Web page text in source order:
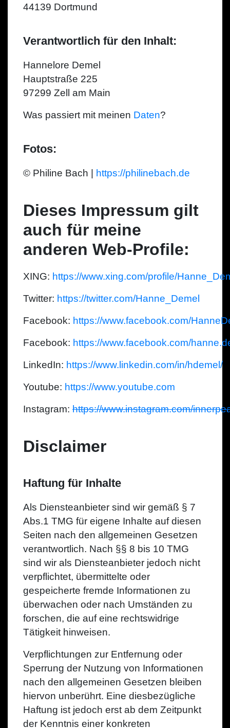
44139 Dortmund
Verantwortlich für den Inhalt:
Hannelore Demel
Hauptstraße 225
97299 Zell am Main
Was passiert mit meinen Daten?
Fotos:
© Philine Bach | https://philinebach.de
Dieses Impressum gilt
auch für meine
anderen Web-Profile:
XING: https://www.xing.com/profile/
Twitter: https://twitter.com/Hanne_Demel
Facebook: https://www.facebook.com/
Facebook: https://www.facebook.com/
LinkedIn: https://www.linkedin.com/in/hdemel/
Youtube: https://www.youtube.com
Instagram: https://www.instagram.com/
Disclaimer
Haftung für Inhalte
Als Diensteanbieter sind wir gemäß § 7
Abs.1 TMG für eigene Inhalte auf diesen
Seiten nach den allgemeinen Gesetzen
verantwortlich. Nach §§ 8 bis 10 TMG
sind wir als Diensteanbieter jedoch nicht
verpflichtet, übermittelte oder
gespeicherte fremde Informationen zu
überwachen oder nach Umständen zu
forschen, die auf eine rechtswidrige
Tätigkeit hinweisen.
Verpflichtungen zur Entfernung oder
Sperrung der Nutzung von Informationen
nach den allgemeinen Gesetzen bleiben
hiervon unberührt. Eine diesbezügliche
Haftung ist jedoch erst ab dem Zeitpunkt
der Kenntnis einer konkreten